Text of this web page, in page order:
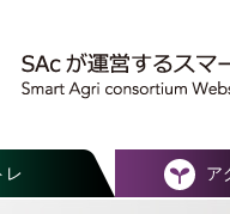
レ ア